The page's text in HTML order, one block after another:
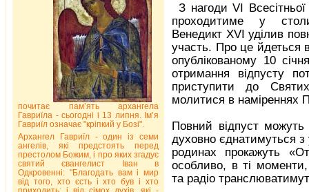
З нагоди VI
проходитиме у
Венедикт XVI уділив
участь. Про це йдеться в
опублікованому 10
отримання відпусту
приступити до
молитися в наміреннях
Повний відпуст можуть
духовно єднатимуться з
родинах прокажуть
особливо, в ті
та радіо
почитає пам’ять архангела
Гавриїла - сьогодні і 13 липня. Ім’я
Гавриїл означає "кріпкий у Бозі".
Архангел Гавриїл - один із семи
ангелів, які предстоять перед
престолом Божим, і про яких згадує
святий євангелист Іван в
Одкровенні: "Благодать вам і мир
від того, хто єсть і хто був і хто